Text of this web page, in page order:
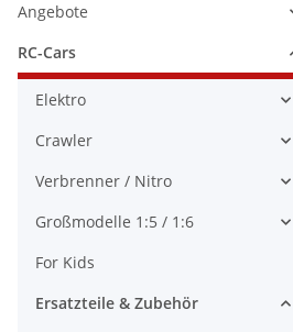
Angebote
RC-Cars
Elektro
Crawler
Verbrenner / Nitro
Großmodelle 1:5 / 1:6
For Kids
Ersatzteile & Zubehör